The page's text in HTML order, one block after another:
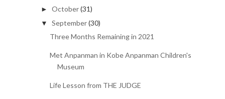
► October(31)
▼ September(30)
Three Months Remaining in 2021
Met Anpanman in Kobe Anpanman Children's
Museum
Life Lesson from THE JUDGE